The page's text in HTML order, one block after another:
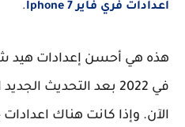
اعدادات فري فاير Iphone 7 .
في 2022 بعد التحديث
الآن. وإذا كانت هناك